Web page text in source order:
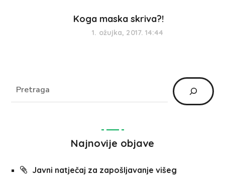
Koga maska skriva?!
1. ožujka, 2017. 14:44
Najnovije objave
Javni natječaj za zapošljavanje višeg